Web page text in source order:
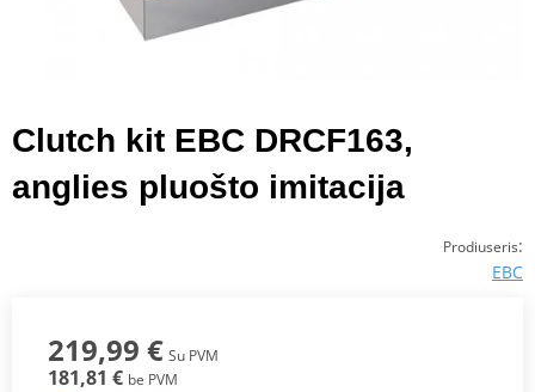
Clutch kit EBC DRCF163,
anglies pluošto imitacija
Prodiuseris:
EBC
219,99 € Su PVM
181,81 € be PVM